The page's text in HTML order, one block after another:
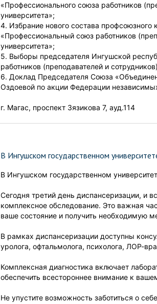
«Профессионального союза работников
университета»;
4. Избрание нового состава
«Профессиональный союз работников
университета»;
5. Выборы председателя Ингушской
работников (преподавателей и
6. Доклад Председателя Союза
Оздоевой по акции Федерации
г. Магас, проспект Зязикова 7, ауд.114
В Ингушском государственном
В Ингушском государственном
Сегодня третий день диспансеризации, и
комплексное обследование. Это важная
ваше состояние и получить необходимую
В рамках диспансеризации доступны
уролога, офтальмолога, психолога, ЛОР-
Комплексная диагностика включает
обеспечить всестороннее внимание к
Не упустите возможность заботиться о